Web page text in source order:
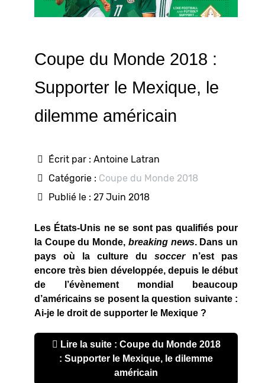
Coupe du Monde 2018 :
Supporter le Mexique, le
dilemme américain
Écrit par : Antoine Latran
Catégorie : Coupe du Monde 2018
Publié le : 27 Juin 2018
Les États-Unis ne se sont pas qualifiés pour
la Coupe du Monde, breaking news. Dans un
pays où la culture du soccern’est pas
encore très bien développée, depuis le début
de l’évènement mondial beaucoup
d’américains se posent la question suivante :
Ai-je le droit de supporter le Mexique ?
Lire la suite : Coupe du Monde 2018
: Supporter le Mexique, le dilemme
américain